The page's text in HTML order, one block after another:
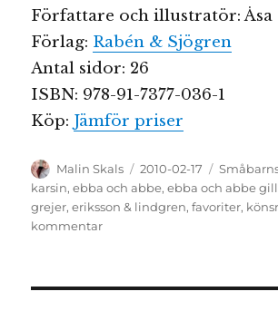
Författare och illustratör: Åsa
Förlag: Rabén & Sjögren
Antal sidor: 26
ISBN: 978-91-7377-036-1
Köp: Jämför priser
Författare
Malin Skals
Publicerat
den
2010-02-17
karsin,ebba och abbe,ebba och abbe
grejer,eriksson & lindgren,favoriter,
kommentartill